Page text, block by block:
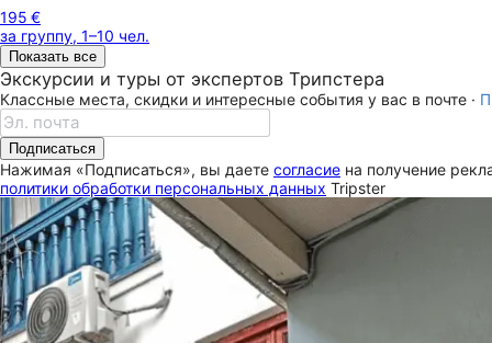
195 €
за группу, 1–10 чел.
Показать все
Экскурсии и туры от экспертов Трипстера
Классные места, скидки и интересные события у вас в почте ·
Подписаться
Нажимая «Подписаться», вы даете согласие на получение
политики обработки персональных данных Tripster